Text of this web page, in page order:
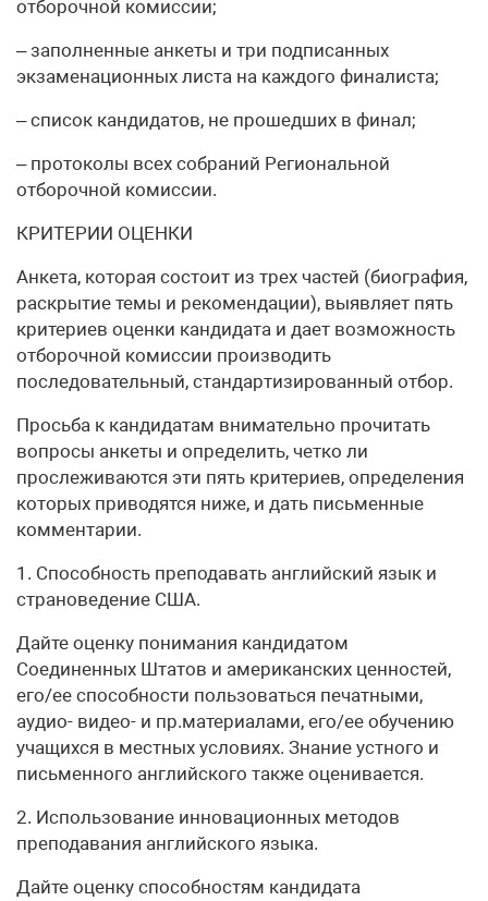
отборочной комиссии;
– заполненные анкеты и три подписанных
экзаменационных листа на каждого финалиста;
– список кандидатов, не прошедших в финал;
– протоколы всех собраний Региональной
отборочной комиссии.
КРИТЕРИИ ОЦЕНКИ
Анкета, которая состоит из трех частей (биография,
раскрытие темы и рекомендации), выявляет пять
критериев оценки кандидата и дает возможность
отборочной комиссии производить
последовательный, стандартизированный отбор.
Просьба к кандидатам внимательно прочитать
вопросы анкеты и определить, четко ли
прослеживаются эти пять критериев, определения
которых приводятся ниже, и дать письменные
комментарии.
1. Способность преподавать английский язык и
страноведение США.
Дайте оценку понимания кандидатом
Соединенных Штатов и американских ценностей,
его/ее способности пользоваться печатными,
аудио- видео- и пр.материалами, его/ее обучению
учащихся в местных условиях. Знание устного и
письменного английского также оценивается.
2. Использование инновационных методов
преподавания английского языка.
Дайте оценку способностям кандидата